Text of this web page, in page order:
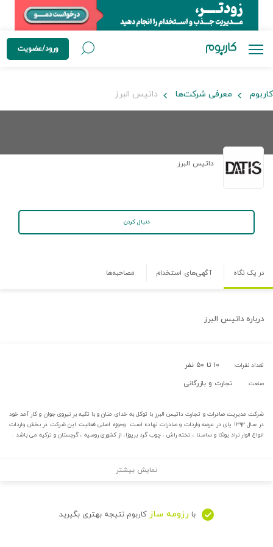
ورود/عضویت
کاربوم معرفی شرکت‌ها داتیس البرز
داتیس البرز
دنبال کردن
در یک نگاه آگهی‌های استخدام مصاحبه‌ها
درباره داتیس البرز
تعداد نفرات: ۱۰ تا ۵۰ نفر
صنعت: تجارت و بازرگانی
شرکت مدیریت صادرات و تجارت داتیس البرز با توکل به خدای منان و با تکیه بر نیروی جوان و کار آمد خود
در سال ۱۳۹۲ پای در عرصه واردات و صادرات نهاده است وحوزه اصلی فعالیت این شرکت در بخش واردات
انواع الوار نراد یولکا و ساسنا ، تخته راش ، چوب گرد بریوزا، از کشوری روسیه ، گرجستان و ترکیه می باشد .
نمایش بیشتر
با رزومه ساز کاربوم نتیجه بهتری بگیرید